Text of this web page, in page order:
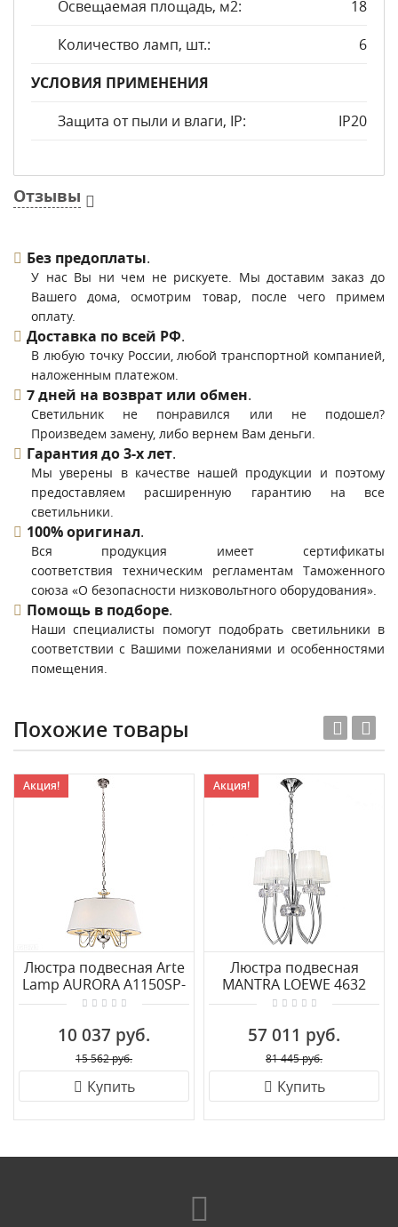
Освещаемая площадь, м2:
18
Количество ламп, шт.:
6
УСЛОВИЯ ПРИМЕНЕНИЯ
Защита от пыли и влаги, IP:
IP20
Отзывы
Без предоплаты.
У нас Вы ни чем не рискуете. Мы доставим заказ до
Вашего дома, осмотрим товар, после чего примем
оплату.
Доставка по всей РФ.
В любую точку России, любой транспортной компанией,
наложенным платежом.
7 дней на возврат или обмен.
Светильник не понравился или не подошел?
Произведем замену, либо вернем Вам деньги.
Гарантия до 3-х лет.
Мы уверены в качестве нашей продукции и поэтому
предоставляем расширенную гарантию на все
светильники.
100% оригинал.
Вся продукция имеет сертификаты
соответствия техническим регламентам Таможенного
союза «О безопасности низковольтного оборудования».
Помощь в подборе.
Наши специалисты помогут подобрать светильники в
соответствии с Вашими пожеланиями и особенностями
помещения.
Похожие товары
Акция!
Люстра подвесная Arte
Lamp AURORA A1150SP-
5CC
10 037 руб.
15 562 руб.
Купить
Акция!
Люстра подвесная
MANTRA LOEWE 4632
57 011 руб.
81 445 руб.
Купить